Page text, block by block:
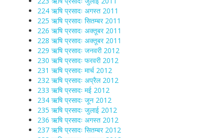
224 ऋषि प्रसादः अगस्त 2011
225 ऋषि प्रसादः सितम्बर 2011
226 ऋषि प्रसादः अक्तूबर 2011
228 ऋषि प्रसादः अक्तूबर 2011
229 ऋषि प्रसादः जनवरी 2012
230 ऋषि प्रसादः फरवरी 2012
231 ऋषि प्रसादः मार्च 2012
232 ऋषि प्रसादः अप्रैल 2012
233 ऋषि प्रसादः मई 2012
234 ऋषि प्रसादः जून 2012
235 ऋषि प्रसादः जुलाई 2012
236 ऋषि प्रसादः अगस्त 2012
237 ऋषि प्रसादः सितम्बर 2012